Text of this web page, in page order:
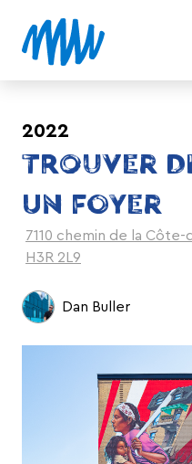
2022
TROUVER
UN FOYER
7110 chemin de la
H3R 2L9
Dan Buller